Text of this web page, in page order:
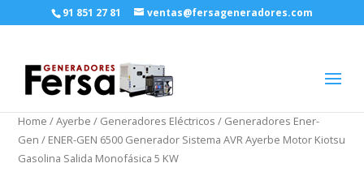
91 851 27 81 ventas@fersageneradores.com
Home /Ayerbe / Generadores Eléctricos / Generadores Ener-
Gen / ENER-GEN 6500 Generador Sistema AVR Ayerbe Motor Kiotsu
Gasolina Salida Monofásica 5 KW